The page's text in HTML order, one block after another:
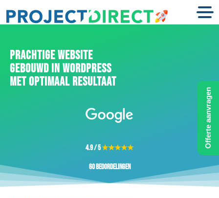
PRACHTIGE WEBSITE
GEBOUWD IN WORDPRESS
MET OPTIMAAL RESULTAAT
4.9 / 5★★★★★
60 beoordelingen
Offerte aanvragen